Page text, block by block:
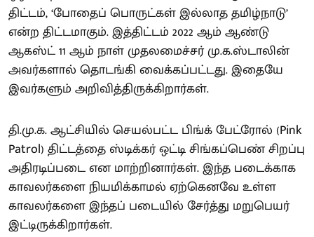
திட்டம், ‘போதைப் பொருட்கள் இல்லாத தமிழ்நாடு’
என்ற திட்டமாகும். இத்திட்டம் 2022 ஆம் ஆண்டு
ஆகஸ்ட் 11 ஆம் நாள் முதலமைச்சர் மு.க.ஸ்டாலின்
அவர்களால் தொடங்கி வைக்கப்பட்டது. இதையே
இவர்களும் அறிவித்திருக்கிறார்கள்.
தி.மு.க. ஆட்சியில் செயல்பட்ட பிங்க் பேட்ரோல் (Pink
Patrol) திட்டத்தை ஸ்டிக்கர் ஒட்டி சிங்கப்பெண் சிறப்பு
அதிரடிப்படை என மாற்றினார்கள். இந்த படைக்காக
காவலர்களை நியமிக்காமல் ஏற்கெனவே உள்ள
காவலர்களை இந்தப் படையில் சேர்த்து மறுபெயர்
இட்டிருக்கிறார்கள்.